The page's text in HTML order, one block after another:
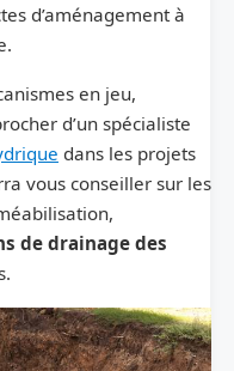
d’aménagement à
en jeu,
d’un spécialiste
dans les projets
vous conseiller sur les
de drainage des